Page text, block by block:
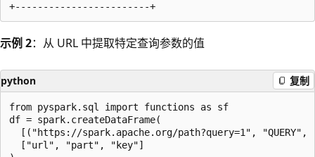
示例 2：从 URL 中提取特定查询参数的值
python 复制
from pyspark.sql import functions as sf
df = spark.createDataFrame(
[("https://spark.apache.org/path?query=1", "QUERY",
  ["url", "part", "key"]